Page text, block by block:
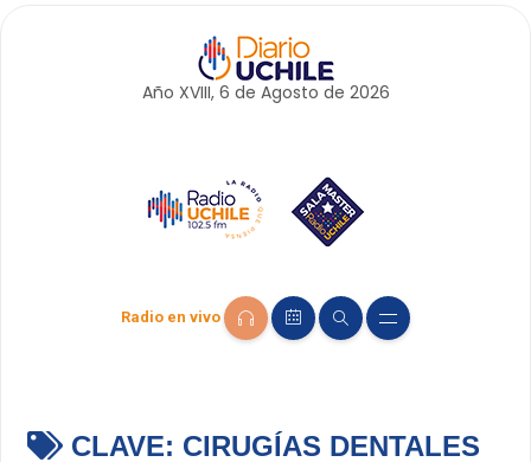
Año XVIII, 6 de Agosto de 2026
Radio en vivo
CLAVE: CIRUGÍAS DENTALES